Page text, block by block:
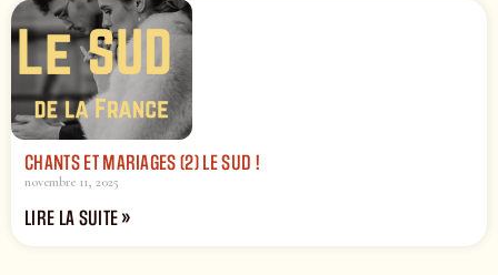
CHANTS ET MARIAGES (2) LE SUD !
novembre 11, 2025
LIRE LA SUITE »